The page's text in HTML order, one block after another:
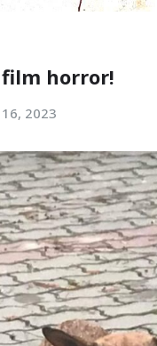
horror!
2023